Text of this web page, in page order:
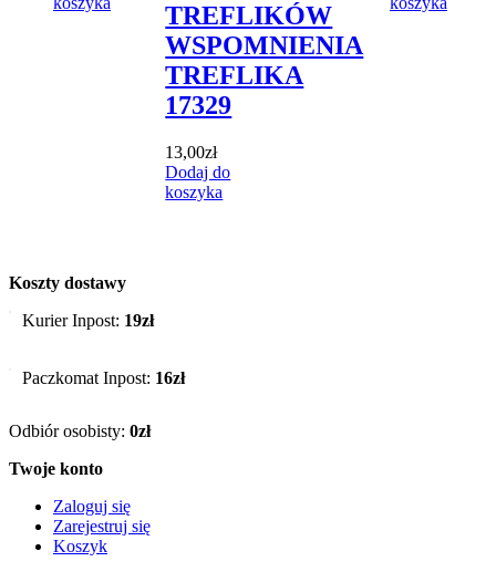
TREFLIKÓW
WSPOMNIENIA
TREFLIKA
17329
13,00zł
Dodaj do
koszyka
Koszty dostawy
Kurier Inpost: 19zł
Paczkomat Inpost: 16zł
Odbiór osobisty: 0zł
Twoje konto
Zaloguj się
Zarejestruj się
Koszyk